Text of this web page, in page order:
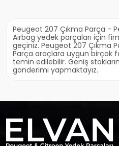
Peugeot 207 Çıkma Parça -
Airbag yedek parçaları için
geçiniz. Peugeot 207 Çıkma
Parça araçlara uygun birçok
temin edilebilir. Geniş
gönderimi yapmaktayız.